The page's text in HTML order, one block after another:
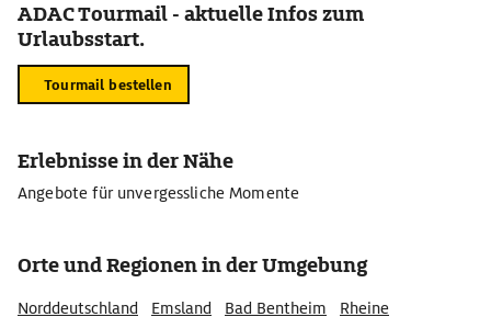
ADAC Tourmail - aktuelle Infos zum
Urlaubsstart.
Tourmail bestellen
Erlebnisse in der Nähe
Angebote für unvergessliche Momente
Orte und Regionen in der Umgebung
Norddeutschland Emsland Bad Bentheim Rheine